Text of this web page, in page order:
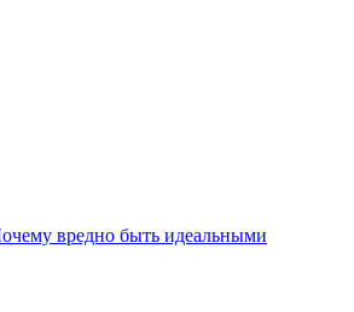
вредно быть идеальными